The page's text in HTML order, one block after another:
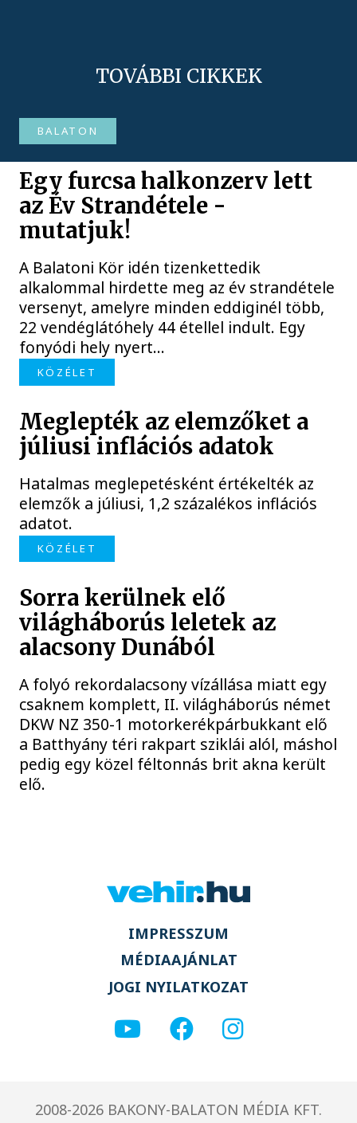
TOVÁBBI CIKKEK
BALATON
Egy furcsa halkonzerv lett
az Év Strandétele -
mutatjuk!
A Balatoni Kör idén tizenkettedik
alkalommal hirdette meg az év strandétele
versenyt, amelyre minden eddiginél több,
22 vendéglátóhely 44 étellel indult. Egy
fonyódi hely nyert...
KÖZÉLET
Meglepték az elemzőket a
júliusi inflációs adatok
Hatalmas meglepetésként értékelték az
elemzők a júliusi, 1,2 százalékos inflációs
adatot.
KÖZÉLET
Sorra kerülnek elő
világháborús leletek az
alacsony Dunából
A folyó rekordalacsony vízállása miatt egy
csaknem komplett, II. világháborús német
DKW NZ 350-1 motorkerékpárbukkant elő
a Batthyány téri rakpart sziklái alól, máshol
pedig egy közel féltonnás brit akna került
elő.
IMPRESSZUM
MÉDIAAJÁNLAT
JOGI NYILATKOZAT
2008-2026 BAKONY-BALATON MÉDIA KFT.